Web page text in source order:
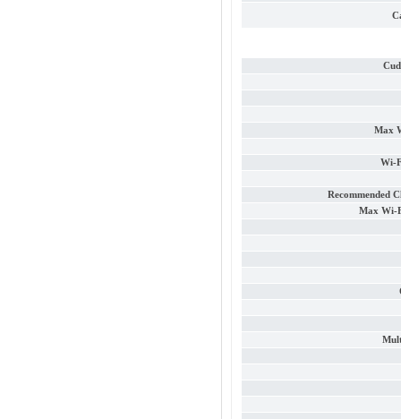
Max
Wi-
Recommended
Max Wi-